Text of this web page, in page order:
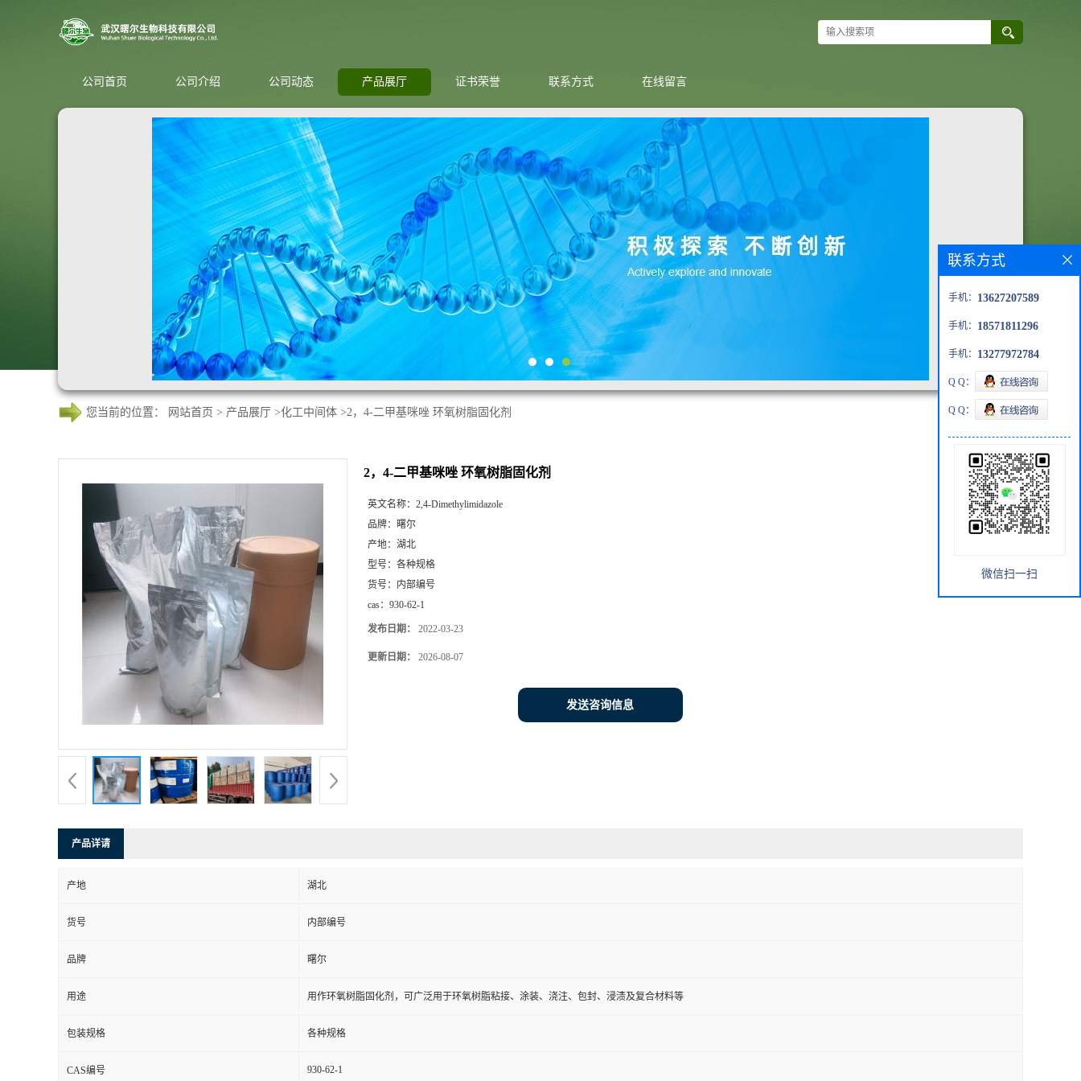
公司首页 公司介绍 公司动态 产品展厅 证书荣誉 联系方式 在线留言
您当前的位置： 网站首页 > 产品展厅 >化工中间体 >2，4-二甲基咪唑 环氧树脂固化剂
2，4-二甲基咪唑 环氧树脂固化剂
英文名称： 2,4-Dimethylimidazole
品牌： 曙尔
产地： 湖北
型号： 各种规格
货号：
内部编号
cas： 930-62-1
发布日期： 2022-03-23
更新日期： 2026-08-07
发送咨询信息
产品详请
产地 湖北
货号 内部编号
品牌 曙尔
用途 用作环氧树脂固化剂，可广泛用于环氧树脂粘接、涂装、浇注、包封、浸渍及复合材料等
包装规格 各种规格
CAS编号 930-62-1
联系方式
手机： 13627207589
手机： 18571811296
手机： 13277972784
Q Q：
Q Q：
微信扫一扫